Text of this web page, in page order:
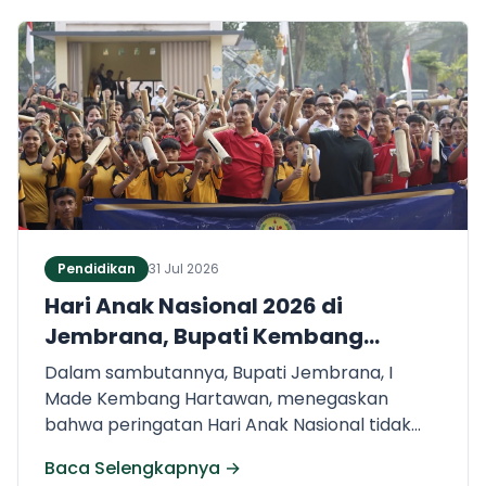
fungsi lahan, ketersediaan air irigasi, dan
perubahan iklim—kehadiran teknologi alsintan
sangat dibutuhkan untuk meningkatkan
efisiensi dan produktivitas hasil tani.
Pendidikan 31 Jul 2026
Hari Anak Nasional 2026 di
Jembrana, Bupati Kembang
Tegaskan Pentingnya Karakter
dan Budaya di Era Teknologi
Dalam sambutannya, Bupati Jembrana, I
Made Kembang Hartawan, menegaskan
bahwa peringatan Hari Anak Nasional tidak
seremonial belaka, melainkan menjadi
Baca Selengkapnya →